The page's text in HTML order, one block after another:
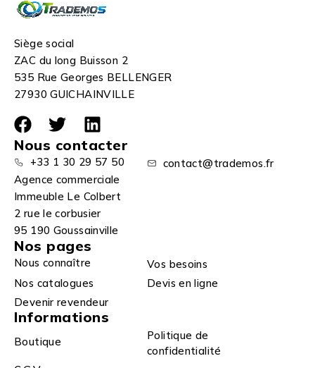
Siège social
ZAC du long Buisson 2
535 Rue Georges BELLENGER
27930 GUICHAINVILLE
Nous contacter
+33 1 30 29 57 50
contact@trademos.fr
Agence commerciale
Immeuble Le Colbert
2 rue le corbusier
95 190 Goussainville
Nos pages
Nous connaître
Vos besoins
Nos catalogues
Devis en ligne
Devenir revendeur
Informations
Boutique
Politique de
confidentialité